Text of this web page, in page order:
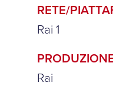
RETE/
Rai 1
Rai